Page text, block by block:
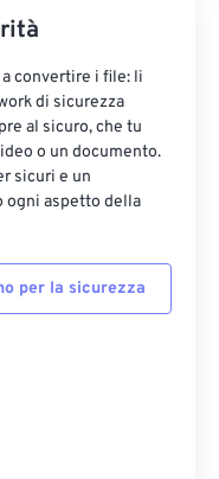
convertire i file: li
di sicurezza
al sicuro, che tu
o un documento.
sicuri e un
ogni aspetto della
per la sicurezza